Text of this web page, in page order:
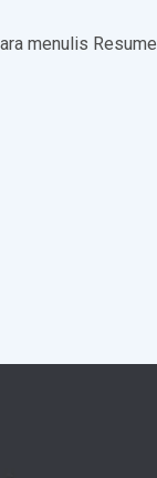
menulis Resume